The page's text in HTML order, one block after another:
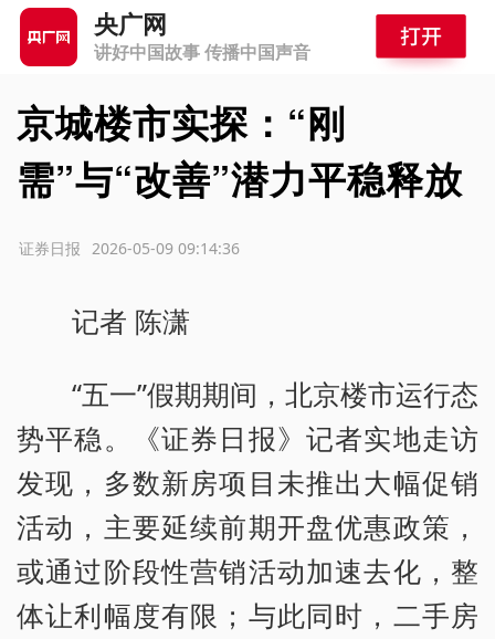
央广网
讲好中国故事 传播中国声音
京城楼市实探：“刚
需”与“改善”潜力平稳释放
2026-05-09 09:14:36
证券日报
记者 陈潇
“五一”假期期间，北京楼市运行态
势平稳。《证券日报》记者实地走访
发现，多数新房项目未推出大幅促销
活动，主要延续前期开盘优惠政策，
或通过阶段性营销活动加速去化，整
体让利幅度有限；与此同时，二手房